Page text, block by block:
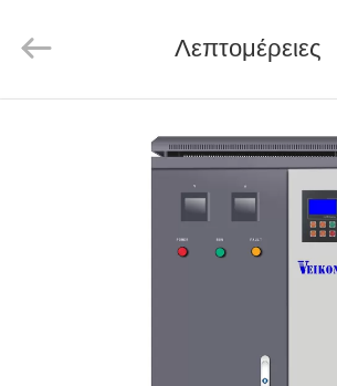
Co.,
Reserved.
Λεπτομέρειες